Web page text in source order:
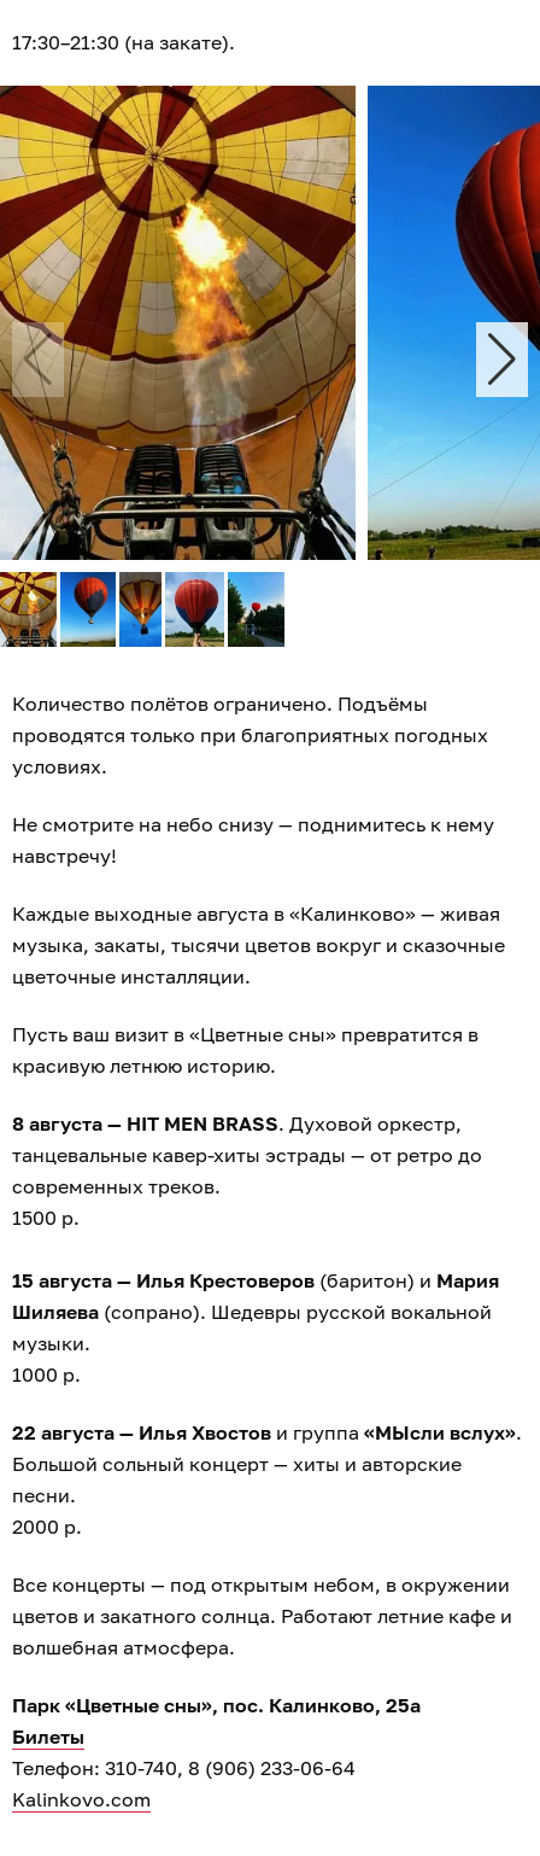
17:30–21:30 (на закате).
Количество полётов ограничено. Подъёмы
проводятся только при благоприятных погодных
условиях.
Не смотрите на небо снизу — поднимитесь к нему
навстречу!
Каждые выходные августа в «Калинково» — живая
музыка, закаты, тысячи цветов вокруг и сказочные
цветочные инсталляции.
Пусть ваш визит в «Цветные сны» превратится в
красивую летнюю историю.
8 августа — HIT MEN BRASS. Духовой оркестр,
танцевальные кавер-хиты эстрады — от ретро до
современных треков.
1500 р.
15 августа — Илья Крестоверов (баритон) и Мария
Шиляева (сопрано). Шедевры русской вокальной
музыки.
1000 р.
22 августа — Илья Хвостов и группа «МЫсли вслух».
Большой сольный концерт — хиты и авторские
песни.
2000 р.
Все концерты — под открытым небом, в окружении
цветов и закатного солнца. Работают летние кафе и
волшебная атмосфера.
Парк «Цветные сны», пос. Калинково, 25а
Билеты
Телефон: 310-740, 8 (906) 233-06-64
Kalinkovo.com